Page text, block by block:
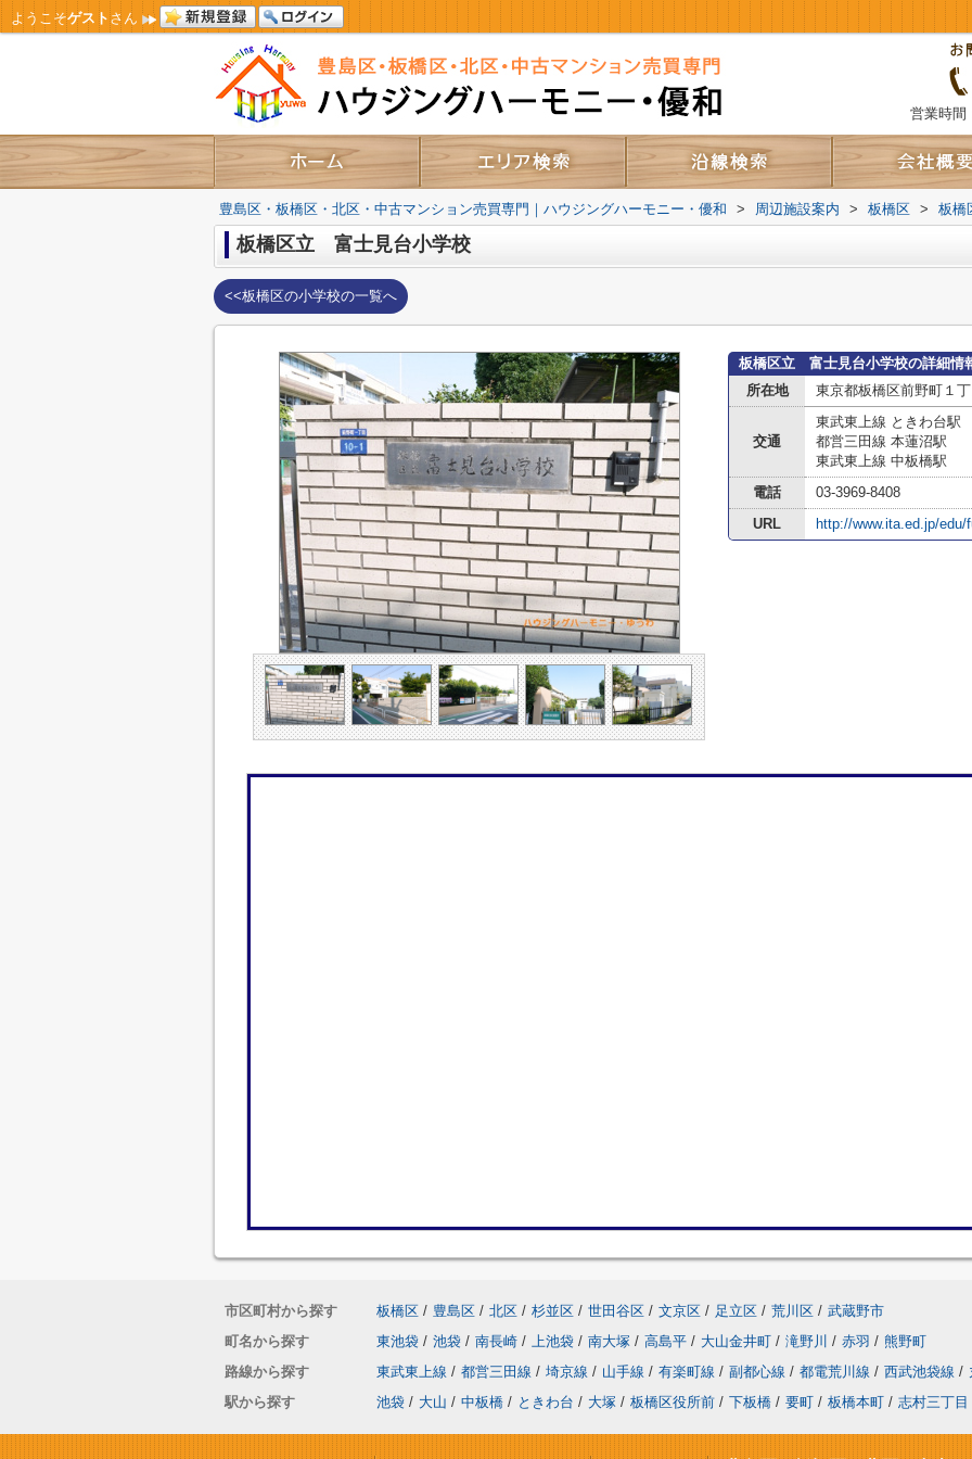
ようこそゲストさん
営業時間
豊島区・板橋区・北区・中古マンション売買専門｜ハウジングハーモニー・優和 > 周辺施設案内 > 板橋区 > 板橋
板橋区立 富士見台小学校
<<板橋区の小学校の一覧へ
板橋区立 富士見台小学校の詳細情
所在地
東京都板橋区前野町１
交通
東武東上線 ときわ台駅
都営三田線 本蓮沼駅
東武東上線 中板橋駅
電話
03-3969-8408
URL
http://www.ita.ed.jp/edu/
市区町村から探す 板橋区 / 豊島区 / 北区 / 杉並区 / 世田谷区 / 文京区 / 足立区 / 荒川区 / 武蔵野市
町名から探す
東池袋 / 池袋 / 南長崎 / 上池袋 / 南大塚 / 高島平 / 大山金井町 / 滝野川 / 赤羽 / 熊野町
路線から探す
東武東上線 / 都営三田線 / 埼京線 / 山手線 / 有楽町線 / 副都心線 / 都電荒川線 / 西武池袋線 /
駅から探す
池袋 / 大山 / 中板橋 / ときわ台 / 大塚 / 板橋区役所前 / 下板橋 / 要町 / 板橋本町 / 志村三丁目